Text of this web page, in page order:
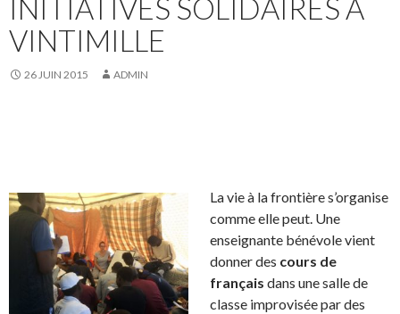
INITIATIVES SOLIDAIRES À
VINTIMILLE
26 JUIN 2015 ADMIN
La vie à la frontière s’organise
comme elle peut. Une
enseignante bénévole vient
donner des cours de
français dans une salle de
classe improvisée par des